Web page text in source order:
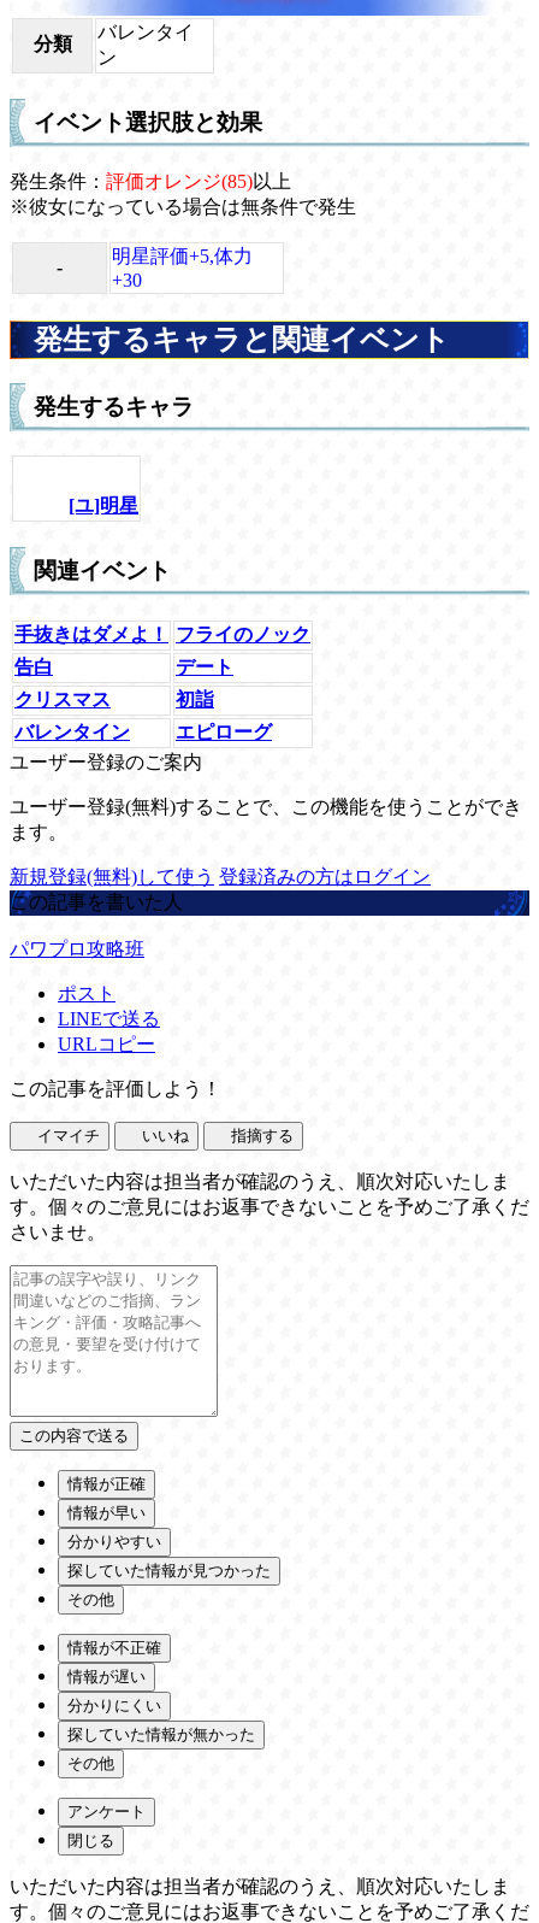
分類
バレンタイ
ン
イベント選択肢と効果
発生条件： 評価オレンジ(85)以上
※彼女になっている場合は無条件で発生
-
明星評価+5,体力
+30
発生するキャラと関連イベント
発生するキャラ
[ユ]明星
関連イベント
手抜きはダメよ！
フライのノック
告白
デート
クリスマス
初詣
バレンタイン
エピローグ
ユーザー登録のご案内
ユーザー登録(無料)することで、この機能を使うことができ
ます。
新規登録(無料)して使う 登録済みの方はログイン
この記事を書いた人
パワプロ攻略班
ポスト
LINEで送る
URLコピー
この記事を評価しよう！
イマイチ いいね 指摘する
いただいた内容は担当者が確認のうえ、順次対応いたしま
す。個々のご意見にはお返事できないことを予めご了承くだ
さいませ。
情報が正確
情報が早い
分かりやすい
探していた情報が見つかった
その他
情報が不正確
情報が遅い
分かりにくい
探していた情報が無かった
その他
アンケート
閉じる
いただいた内容は担当者が確認のうえ、順次対応いたしま
す。個々のご意見にはお返事できないことを予めご了承くだ